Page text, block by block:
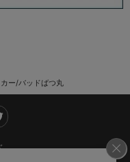
ー/バッドばつ丸